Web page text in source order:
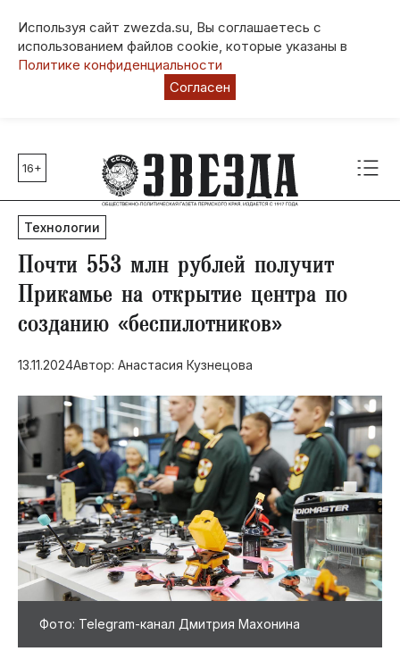
Используя сайт zwezda.su, Вы соглашаетесь с
использованием файлов cookie, которые указаны в
Политике конфиденциальности
Согласен
Главные темы
80 лет Победы
Молодежная столица РФ
СВО
Выборы в Пермском крае
Социальная поддержка
Инфраструктура
Благоустройство
16+
Технологии
Почти 553 млн рублей получит
Прикамье на открытие центра по
созданию «беспилотников»
13.11.2024Автор: Анастасия Кузнецова
Фото: Telegram-канал Дмитрия Махонина